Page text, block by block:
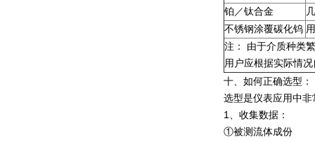
铂／钛合金
不锈钢涂覆碳化钨
注： 由于介质种类
用户应根据实际情
十、如何正确选型：
选型是仪表应用中
1、收集数据：
①被测流体成份